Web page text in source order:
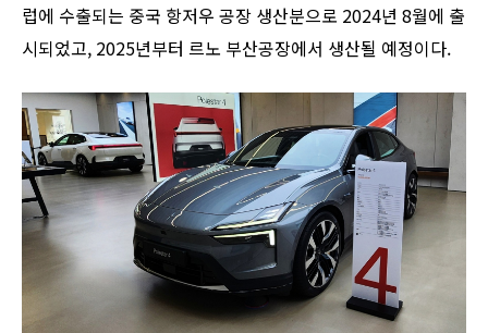
럽에 수출되는 중국 항저우 공장 생산분으로 2024년 8월에 출
시되었고, 2025년부터 르노 부산공장에서 생산될 예정이다.